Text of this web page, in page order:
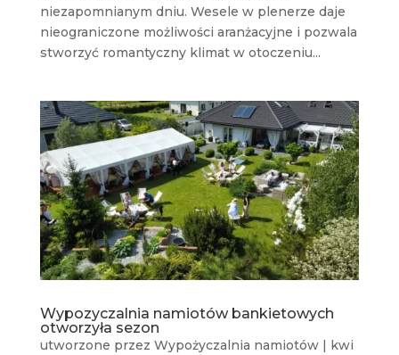
niezapomnianym dniu. Wesele w plenerze daje
nieograniczone możliwości aranżacyjne i pozwala
stworzyć romantyczny klimat w otoczeniu...
Wypozyczalnia namiotów bankietowych
otworzyła sezon
utworzone przez Wypożyczalnia namiotów| kwi